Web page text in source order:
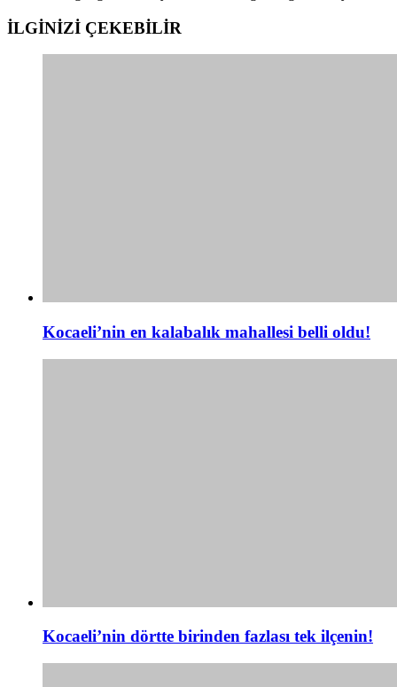
İLGİNİZİ ÇEKEBİLİR
Kocaeli’nin en kalabalık mahallesi belli oldu!
Kocaeli’nin dörtte birinden fazlası tek ilçenin!